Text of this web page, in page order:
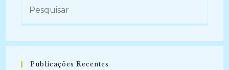
2013)
Publicações Recentes